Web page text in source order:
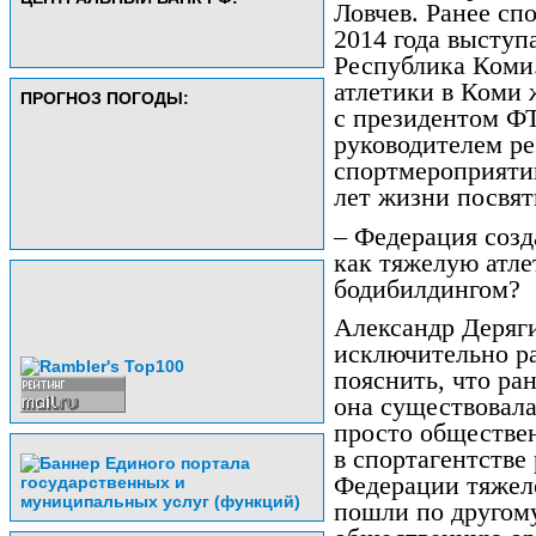
ПРОГНОЗ ПОГОДЫ:
Ловчев. Ранее
2014 года
Республика
атлетики в Коми
с президентом
руководителем
лет жизни
– Федерация
как тяжелую
бодибилдингом?
Александр
исключительно
пояснить, что
она
просто
в
Федерации
пошли по